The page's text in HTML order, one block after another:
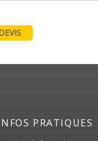
PRATIQUES